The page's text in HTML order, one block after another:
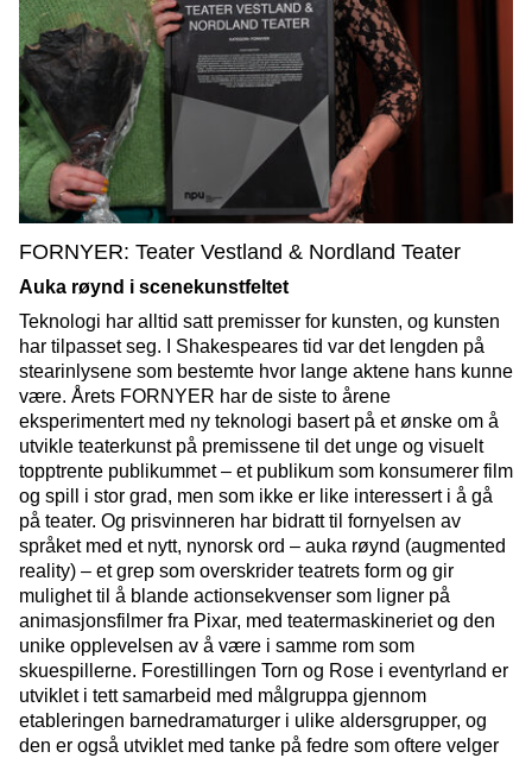
FORNYER: Teater Vestland & Nordland Teater
Auka røynd i scenekunstfeltet
Teknologi har alltid satt premisser for kunsten, og kunsten
har tilpasset seg. I Shakespeares tid var det lengden på
stearinlysene som bestemte hvor lange aktene hans kunne
være. Årets FORNYER har de siste to årene
eksperimentert med ny teknologi basert på et ønske om å
utvikle teaterkunst på premissene til det unge og visuelt
topptrente publikummet – et publikum som konsumerer film
og spill i stor grad, men som ikke er like interessert i å gå
på teater. Og prisvinneren har bidratt til fornyelsen av
språket med et nytt, nynorsk ord – auka røynd (augmented
reality) – et grep som overskrider teatrets form og gir
mulighet til å blande actionsekvenser som ligner på
animasjonsfilmer fra Pixar, med teatermaskineriet og den
unike opplevelsen av å være i samme rom som
skuespillerne. Forestillingen Torn og Rose i eventyrland er
utviklet i tett samarbeid med målgruppa gjennom
etableringen barnedramaturger i ulike aldersgrupper, og
den er også utviklet med tanke på fedre som oftere velger